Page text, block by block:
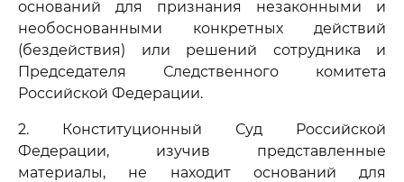
оснований для признания незаконными и
необоснованными конкретных действий
(бездействия) или решений сотрудника и
Председателя Следственного комитета
Российской Федерации.
2. Конституционный Суд Российской
Федерации, изучив представленные
материалы, не находит оснований для